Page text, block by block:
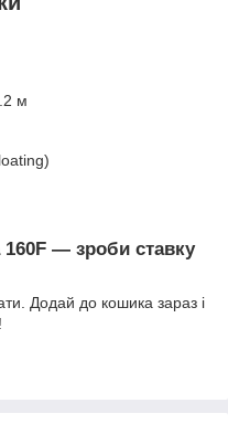
м
— зроби ставку
Додай до кошика зараз і